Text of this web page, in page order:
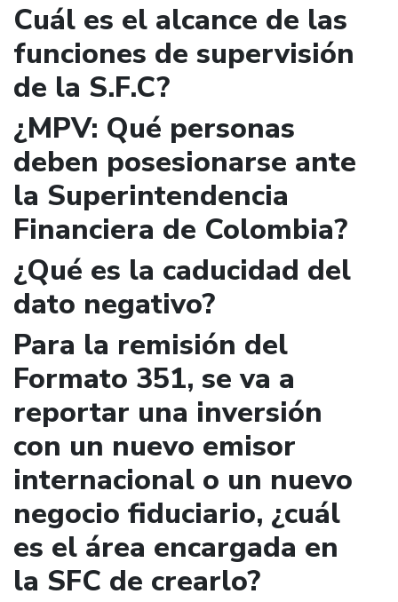
Cuál es el alcance de las
funciones de supervisión
de la S.F.C?
¿MPV: Qué personas
deben posesionarse ante
la Superintendencia
Financiera de Colombia?
¿Qué es la caducidad del
dato negativo?
Para la remisión del
Formato 351, se va a
reportar una inversión
con un nuevo emisor
internacional o un nuevo
negocio fiduciario, ¿cuál
es el área encargada en
la SFC de crearlo?